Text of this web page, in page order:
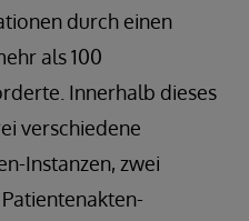
durch einen
als 100
Innerhalb dieses
verschiedene
Instanzen, zwei